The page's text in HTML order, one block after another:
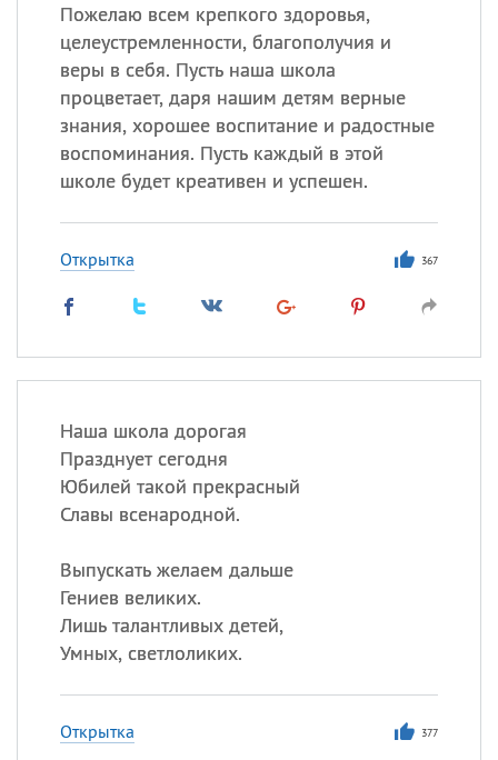
Пожелаю всем крепкого здоровья,
целеустремленности, благополучия и
веры в себя. Пусть наша школа
процветает, даря нашим детям верные
знания, хорошее воспитание и радостные
воспоминания. Пусть каждый в этой
школе будет креативен и успешен.
Открытка 367
Наша школа дорогая
Празднует сегодня
Юбилей такой прекрасный
Славы всенародной.
Выпускать желаем дальше
Гениев великих.
Лишь талантливых детей,
Умных, светлоликих.
Открытка 377